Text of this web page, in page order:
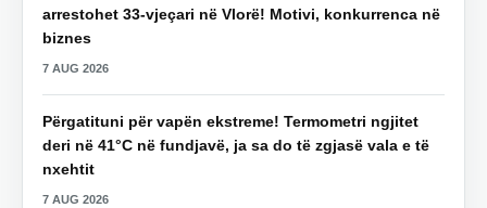
arrestohet 33-vjeçari në Vlorë! Motivi, konkurrenca në
biznes
7 AUG 2026
Përgatituni për vapën ekstreme! Termometri ngjitet
deri në 41°C në fundjavë, ja sa do të zgjasë vala e të
nxehtit
7 AUG 2026